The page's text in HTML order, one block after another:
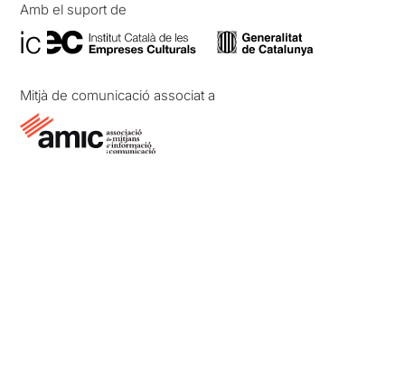
Amb el suport de
Mitjà de comunicació associat a